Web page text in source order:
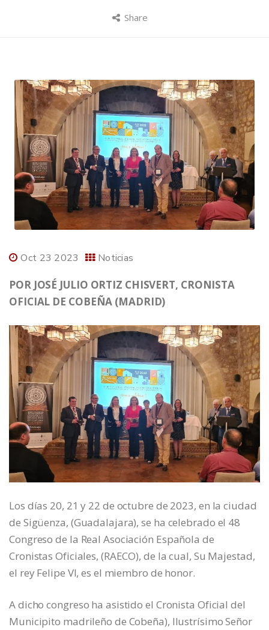
Share
Oct 23 2023 Noticias
POR JOSÉ JULIO ORTIZ CHISVERT, CRONISTA
OFICIAL DE COBEÑA (MADRID)
Los días 20, 21 y 22 de octubre de 2023, en la ciudad
de Sigüenza, (Guadalajara), se ha celebrado el 48
Congreso de la Real Asociación Española de
Cronistas Oficiales, (RAECO), de la cual, Su Majestad,
el rey Felipe VI, es el miembro de honor.
A dicho congreso ha asistido el Cronista Oficial del
Municipito madrileño de Cobeña), Ilustrísimo Señor